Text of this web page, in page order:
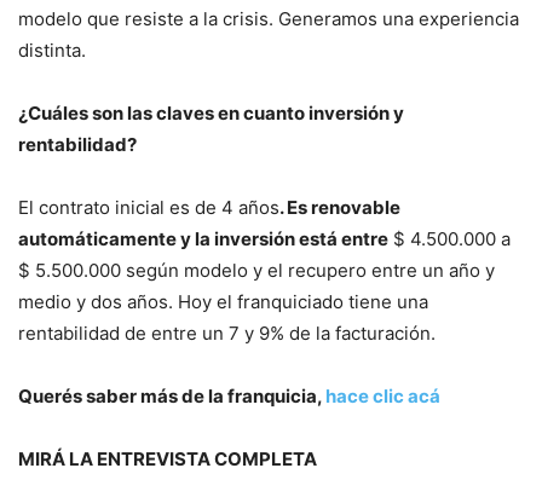
modelo que resiste a la crisis. Generamos una experiencia
distinta.
¿Cuáles son las claves en cuanto inversión y
rentabilidad?
El contrato inicial es de 4 años. Es renovable
automáticamente y la inversión está entre $ 4.500.000 a
$ 5.500.000 según modelo y el recupero entre un año y
medio y dos años. Hoy el franquiciado tiene una
rentabilidad de entre un 7 y 9% de la facturación.
Querés saber más de la franquicia, hace clic acá
MIRÁ LA ENTREVISTA COMPLETA